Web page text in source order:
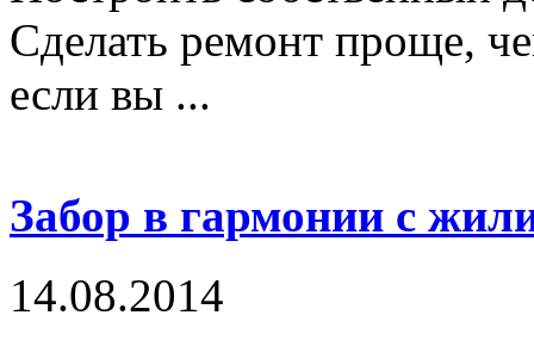
Сделать ремонт проще,
если вы ...
Забор в гармонии с
14.08.2014